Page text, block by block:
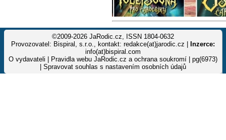
©2009-2026 JaRodic.cz, ISSN 1804-0632
Provozovatel: Bispiral, s.r.o., kontakt: redakce(at)jarodic.cz |
Inzerce:
info(at)bispiral.com
O vydavateli
Pravidla webu JaRodic.cz a ochrana soukromí | pg(6973)
Spravovat souhlas s nastavením osobních údajů